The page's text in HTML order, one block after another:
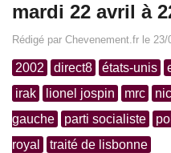
mardi 22 avril à
Rédigé par Chevenement.fr le
2002 direct8 états-unis
irak
lionel jospin mrc
gauche
parti socialiste
royal
traité de lisbonne